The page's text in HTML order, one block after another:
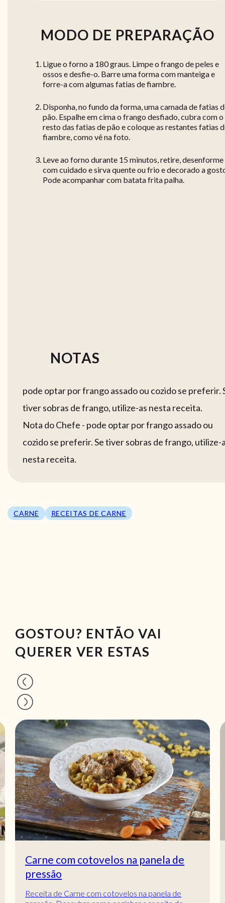
MODO DE PREPARAÇÃO
Ligue o forno a 180 graus. Limpe o frango de peles e
ossos e desfie-o. Barre uma forma com manteiga e
forre-a com algumas fatias de fiambre.
Disponha, no fundo da forma, uma camada de fatias
pão. Espalhe em cima o frango desfiado, cubra com o
resto das fatias de pão e coloque as restantes fatias
fiambre, como vê na foto.
Leve ao forno durante 15 minutos, retire, desenforme
com cuidado e sirva quente ou frio e decorado a
Pode acompanhar com batata frita palha.
NOTAS
pode optar por frango assado ou cozido se preferir.
tiver sobras de frango, utilize-as nesta receita.
Nota do Chefe - pode optar por frango assado ou
cozido se preferir. Se tiver sobras de frango, utilize-
nesta receita.
CARNE RECEITAS DE CARNE
GOSTOU? ENTÃO VAI
QUERER VER ESTAS
Carne com cotovelos na panela de
pressão
Receita de Carne com cotovelos na panela de